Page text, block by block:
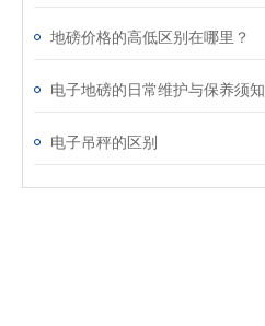
地磅价格的高低区别在哪里？
电子地磅的日常维护与保养须知
电子吊秤的区别